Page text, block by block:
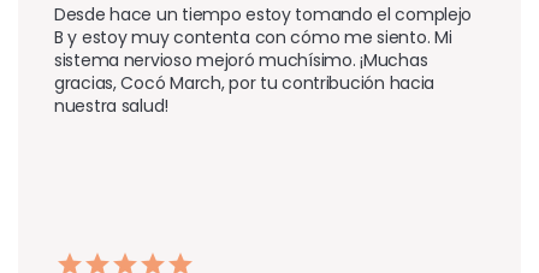
Desde hace un tiempo estoy tomando el complejo
B y estoy muy contenta con cómo me siento. Mi
sistema nervioso mejoró muchísimo. ¡Muchas
gracias, Cocó March, por tu contribución hacia
nuestra salud!